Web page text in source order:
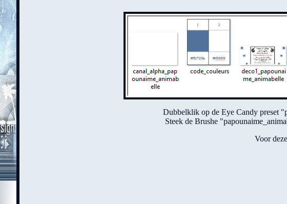
Dubbelklik op de Eye Candy preset
Steek de Brushe
Voor